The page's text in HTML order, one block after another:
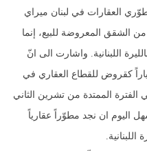
العقارات في لبنان ميراي
الشقق المعروضة للبيع، إنما
اللبنانية. واشارت الى انّ
12 مليار دولار من اصل 18 ملياراً كقروض للقطاع العقاري في
الفترة الممتدة من تشرين الثاني
اليوم ان نجد مطوّراً عقارياً